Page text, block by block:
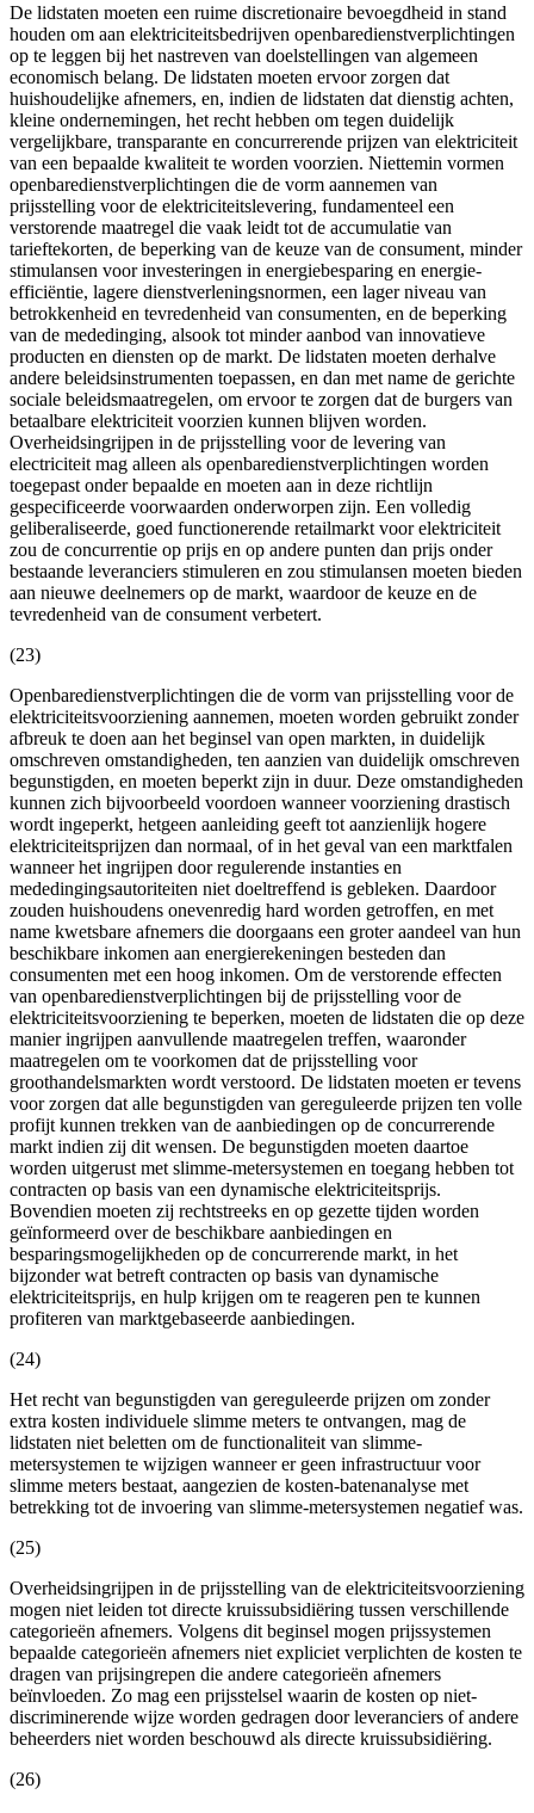
De lidstaten moeten een ruime discretionaire bevoegdheid in stand
houden om aan elektriciteitsbedrijven openbaredienstverplichtingen
op te leggen bij het nastreven van doelstellingen van algemeen
economisch belang. De lidstaten moeten ervoor zorgen dat
huishoudelijke afnemers, en, indien de lidstaten dat dienstig achten,
kleine ondernemingen, het recht hebben om tegen duidelijk
vergelijkbare, transparante en concurrerende prijzen van elektriciteit
van een bepaalde kwaliteit te worden voorzien. Niettemin vormen
openbaredienstverplichtingen die de vorm aannemen van
prijsstelling voor de elektriciteitslevering, fundamenteel een
verstorende maatregel die vaak leidt tot de accumulatie van
tarieftekorten, de beperking van de keuze van de consument, minder
stimulansen voor investeringen in energiebesparing en energie-
efficiëntie, lagere dienstverleningsnormen, een lager niveau van
betrokkenheid en tevredenheid van consumenten, en de beperking
van de mededinging, alsook tot minder aanbod van innovatieve
producten en diensten op de markt. De lidstaten moeten derhalve
andere beleidsinstrumenten toepassen, en dan met name de gerichte
sociale beleidsmaatregelen, om ervoor te zorgen dat de burgers van
betaalbare elektriciteit voorzien kunnen blijven worden.
Overheidsingrijpen in de prijsstelling voor de levering van
electriciteit mag alleen als openbaredienstverplichtingen worden
toegepast onder bepaalde en moeten aan in deze richtlijn
gespecificeerde voorwaarden onderworpen zijn. Een volledig
geliberaliseerde, goed functionerende retailmarkt voor elektriciteit
zou de concurrentie op prijs en op andere punten dan prijs onder
bestaande leveranciers stimuleren en zou stimulansen moeten bieden
aan nieuwe deelnemers op de markt, waardoor de keuze en de
tevredenheid van de consument verbetert.
(23)
Openbaredienstverplichtingen die de vorm van prijsstelling voor de
elektriciteitsvoorziening aannemen, moeten worden gebruikt zonder
afbreuk te doen aan het beginsel van open markten, in duidelijk
omschreven omstandigheden, ten aanzien van duidelijk omschreven
begunstigden, en moeten beperkt zijn in duur. Deze omstandigheden
kunnen zich bijvoorbeeld voordoen wanneer voorziening drastisch
wordt ingeperkt, hetgeen aanleiding geeft tot aanzienlijk hogere
elektriciteitsprijzen dan normaal, of in het geval van een marktfalen
wanneer het ingrijpen door regulerende instanties en
mededingingsautoriteiten niet doeltreffend is gebleken. Daardoor
zouden huishoudens onevenredig hard worden getroffen, en met
name kwetsbare afnemers die doorgaans een groter aandeel van hun
beschikbare inkomen aan energierekeningen besteden dan
consumenten met een hoog inkomen. Om de verstorende effecten
van openbaredienstverplichtingen bij de prijsstelling voor de
elektriciteitsvoorziening te beperken, moeten de lidstaten die op deze
manier ingrijpen aanvullende maatregelen treffen, waaronder
maatregelen om te voorkomen dat de prijsstelling voor
groothandelsmarkten wordt verstoord. De lidstaten moeten er tevens
voor zorgen dat alle begunstigden van gereguleerde prijzen ten volle
profijt kunnen trekken van de aanbiedingen op de concurrerende
markt indien zij dit wensen. De begunstigden moeten daartoe
worden uitgerust met slimme-metersystemen en toegang hebben tot
contracten op basis van een dynamische elektriciteitsprijs.
Bovendien moeten zij rechtstreeks en op gezette tijden worden
geïnformeerd over de beschikbare aanbiedingen en
besparingsmogelijkheden op de concurrerende markt, in het
bijzonder wat betreft contracten op basis van dynamische
elektriciteitsprijs, en hulp krijgen om te reageren pen te kunnen
profiteren van marktgebaseerde aanbiedingen.
(24)
Het recht van begunstigden van gereguleerde prijzen om zonder
extra kosten individuele slimme meters te ontvangen, mag de
lidstaten niet beletten om de functionaliteit van slimme-
metersystemen te wijzigen wanneer er geen infrastructuur voor
slimme meters bestaat, aangezien de kosten-batenanalyse met
betrekking tot de invoering van slimme-metersystemen negatief was.
(25)
Overheidsingrijpen in de prijsstelling van de elektriciteitsvoorziening
mogen niet leiden tot directe kruissubsidiëring tussen verschillende
categorieën afnemers. Volgens dit beginsel mogen prijssystemen
bepaalde categorieën afnemers niet expliciet verplichten de kosten te
dragen van prijsingrepen die andere categorieën afnemers
beïnvloeden. Zo mag een prijsstelsel waarin de kosten op niet-
discriminerende wijze worden gedragen door leveranciers of andere
beheerders niet worden beschouwd als directe kruissubsidiëring.
(26)